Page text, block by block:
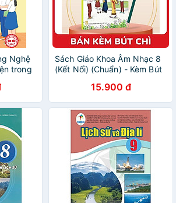
Nghệ
trong
bọc
Sách Giáo Khoa Âm Nhạc 8
(Kết Nối) (Chuẩn) - Kèm Bút
15.900 đ